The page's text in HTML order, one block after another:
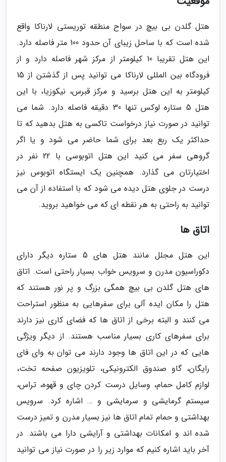
هتل گلدن بی بیچ در سواح منطقه توریستی لارناکا واقع
شده است که با ساحل زیبای آن حدود 100 متر فاصله دارد.
این هتل تقریبا 10 کیلومتر از مرکز شهر فاصله دارد و از
فرودگاه بین المللی لارناکا می توانید پس از گذشتن از 15
کیلومتر به این هتل برسید و مرکز قبرس، نیکوزیا، با این
هتل 5 ستاره لوکس تنها 30 دقیقه فاصله دارد. شما می
توانید در صورت نیاز درخواست تاکسی به هتل بدهید که تا
حداکثر یک ربع بعد برای شما حاضر می شود و یا اگر
گروهی سفر می کنید این هتل اتوبوسی با 22 نفر در
اختیارتان می گذارد. همچنین یک ایستگاه اتوبوس نیز
درست در جلوی هتل دیده می شود که با استفاده از آن می
توانید به راحتی به هر نقطه ای که می خواهید بروید.
اتاق ها
این هتل مجلل مانند هتل های 5 ستاره دیگر دارای
دکوراسیون مدرن و سرویس خواب بسیار راحتی است. اتاق
های هتل گلدن بی بیچ همگی بزرگ و پر نور هستند که
هتل را مکان ایده آلی برای سفرهایی به منظور استراحت
می کنند و البته برخی از اتاق ها که فضای کاری نیز دارند
برای سفرهای کاری بسیار مناسب هستند. از دیگر ویژگی
هایی که در این اتاق ها وجود دارند می توان به وای فای
رایگان، گاو صندوق الکترونیکی، تلویزیون صفحه تخت،
لوازم کامل حمام، وسایل درست کردن چای و قهوه، تراس،
سیستم گرمایشی و سرمایشی و … اشاره کرد. سرویس
بهداشتی و حمام تمام اتاق ها نیز بسیار مدرن و تمیز درست
شده اند و امکانات بهداشتی و آرایشی دارا می باشند. در
آخر باید اشاره کنیم که موارد زیر را در صورت نیاز می توانید